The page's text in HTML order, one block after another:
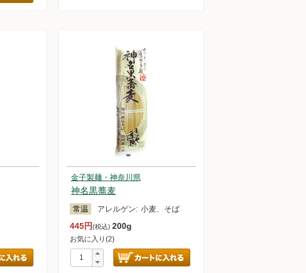
金子製麺・神奈川県
神名黒蕎麦
常温 アレルゲン: 小麦、そば
445円(税込) 200g
お気に入り(2)